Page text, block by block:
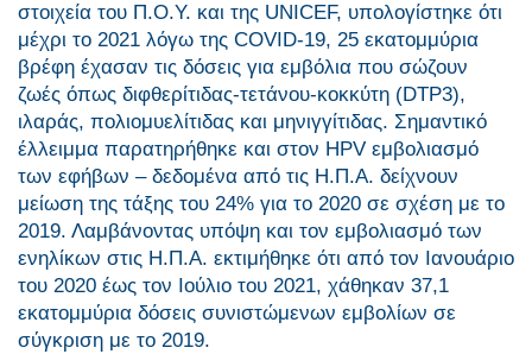
στοιχεία του Π.Ο.Υ. και της UNICEF, υπολογίστηκε ότι
μέχρι το 2021 λόγω της COVID-19, 25 εκατομμύρια
βρέφη έχασαν τις δόσεις για εμβόλια που σώζουν
ζωές όπως διφθερίτιδας-τετάνου-κοκκύτη (DTP3),
ιλαράς, πολιομυελίτιδας και μηνιγγίτιδας. Σημαντικό
έλλειμμα παρατηρήθηκε και στον ΗPV εμβολιασμό
των εφήβων – δεδομένα από τις H.Π.Α. δείχνουν
μείωση της τάξης του 24% για το 2020 σε σχέση με το
2019. Λαμβάνοντας υπόψη και τον εμβολιασμό των
ενηλίκων στις Η.Π.Α. εκτιμήθηκε ότι από τον Ιανουάριο
του 2020 έως τον Ιούλιο του 2021, χάθηκαν 37,1
εκατομμύρια δόσεις συνιστώμενων εμβολίων σε
σύγκριση με το 2019.